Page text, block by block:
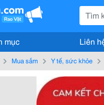
mục Liên
Mua sắm Y tế, sức khỏe